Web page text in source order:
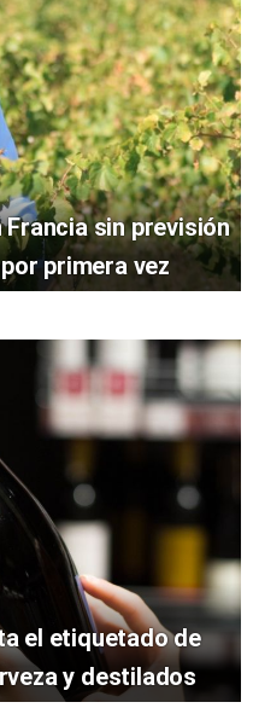
Francia sin previsión
primera vez
el etiquetado de
y destilados